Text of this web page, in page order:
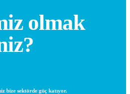
olmak
bize sektörde güç katıyor.